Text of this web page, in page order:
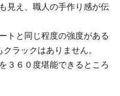
見え、職人の手作り感が伝
トと同じ程度の強度がある
ラックはありません。
３６０度堪能できるところ